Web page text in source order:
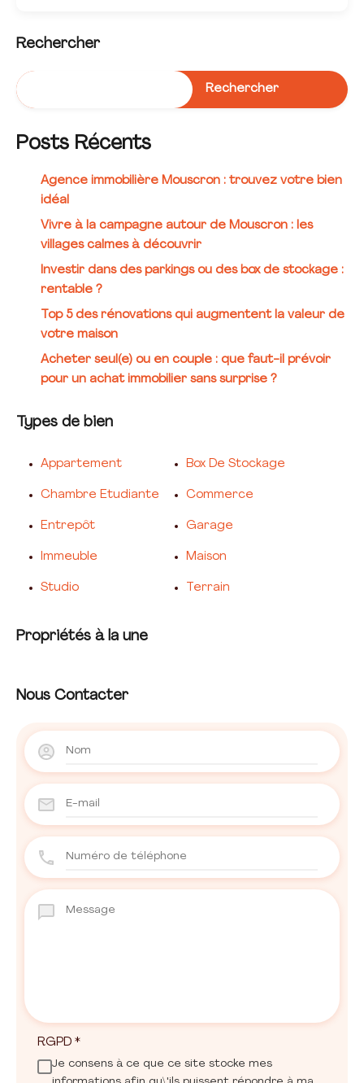
Rechercher
Rechercher
Posts Récents
Agence immobilière Mouscron : trouvez votre bien
idéal
Vivre à la campagne autour de Mouscron : les
villages calmes à découvrir
Investir dans des parkings ou des box de stockage :
rentable ?
Top 5 des rénovations qui augmentent la valeur de
votre maison
Acheter seul(e) ou en couple : que faut-il prévoir
pour un achat immobilier sans surprise ?
Types de bien
Appartement Box De Stockage
Chambre Etudiante Commerce
Entrepôt Garage
Immeuble Maison
Studio Terrain
Propriétés à la une
Nous Contacter
RGPD *
Je consens à ce que ce site stocke mes